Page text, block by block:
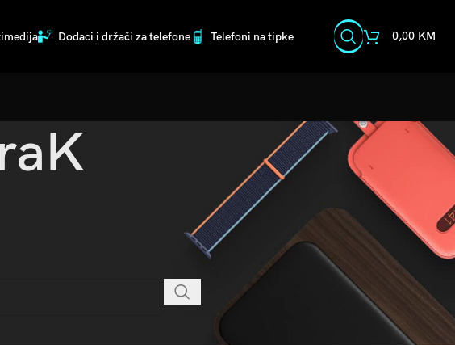
Dodaci i držači za telefone Telefoni na tipke 0,00 KM
CATEGORIES
Nema kategorija
RECENT COMMENTS